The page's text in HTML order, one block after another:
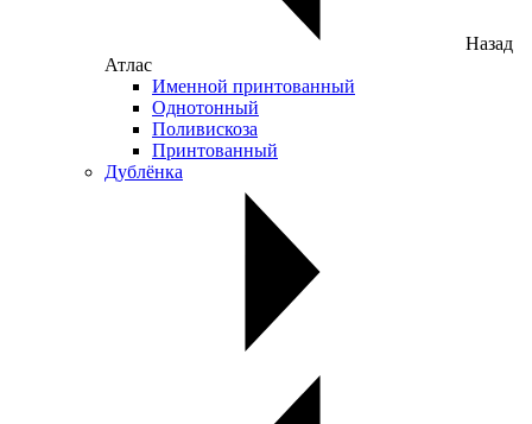
Назад
Атлас
Именной принтованный
Однотонный
Поливискоза
Принтованный
Дублёнка